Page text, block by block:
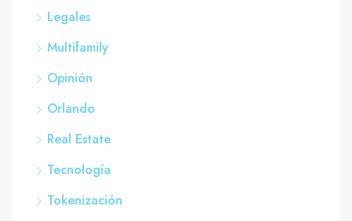
Legales
Multifamily
Opinión
Orlando
Real Estate
Tecnología
Tokenización